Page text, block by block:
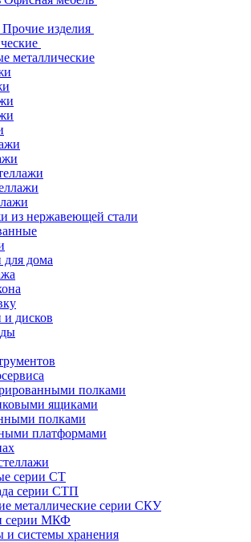
Прочие изделия
металлические
из нержавеющей стали
дома
дисков
полками
ящиками
полками
платформами
серии СТ
серии СТП
металлические серии СКУ
серии МКФ
и системы хранения